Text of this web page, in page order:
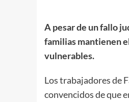
A pesar de un fallo
familias mantienen
vulnerables.
Los trabajadores de
convencidos de que